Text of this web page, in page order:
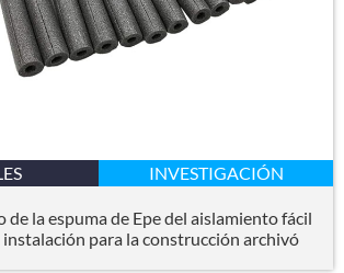
INVESTIGACIÓN
de la espuma de Epe del aislamiento fácil
para la construcción archivó